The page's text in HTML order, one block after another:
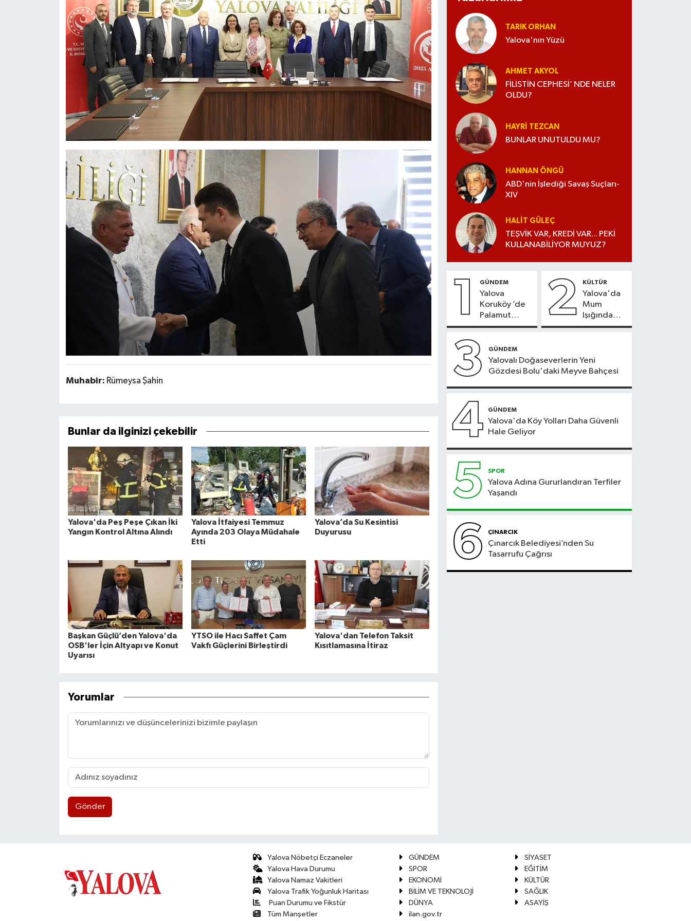
Muhabir: Rümeysa Şahin
Bunlar da ilginizi çekebilir
Yalova'da Peş Peşe Çıkan İki
Yangın Kontrol Altına Alındı
Yalova İtfaiyesi Temmuz
Ayında 203 Olaya Müdahale
Etti
Yalova’da Su Kesintisi
Duyurusu
Başkan Güçlü’den Yalova'da
OSB'ler İçin Altyapı ve Konut
Uyarısı
YTSO ile Hacı Saffet Çam
Vakfı Güçlerini Birleştirdi
Yalova'dan Telefon Taksit
Kısıtlamasına İtiraz
Yorumlar
Gönder
TARIK ORHAN
Yalova'nın Yüzü
AHMET AKYOL
FİLİSTİN CEPHESİ’ NDE NELER
OLDU?
HAYRI TEZCAN
BUNLAR UNUTULDU MU?
HANNAN ÖNGÜ
ABD'nin İşlediği Savaş Suçları-
XIV
HALIT GÜLEÇ
TEŞVİK VAR, KREDİ VAR... PEKİ
KULLANABİLİYOR MUYUZ?
1 GÜNDEM
Yalova
Koruköy ’de
Palamut
Sezonu
2 KÜLTÜR
Yalova'da
Mum
Işığında
Konser
3 GÜNDEM
Yalovalı Doğaseverlerin Yeni
Gözdesi Bolu'daki Meyve Bahçesi
4 GÜNDEM
Yalova'da Köy Yolları Daha Güvenli
Hale Geliyor
5 SPOR
Yalova Adına Gururlandıran Terfiler
Yaşandı
6 ÇINARCIK
Çınarcık Belediyesi’nden Su
Tasarrufu Çağrısı
Yalova Nöbetçi Eczaneler
Yalova Hava Durumu
Yalova Namaz Vakitleri
Yalova Trafik Yoğunluk Haritası
Puan Durumu ve Fikstür
Tüm Manşetler
GÜNDEM
SİYASET
SPOR
EĞİTİM
EKONOMİ
KÜLTÜR
BİLİM VE TEKNOLOJİ
SAĞLIK
DÜNYA
ASAYİŞ
ilan.gov.tr